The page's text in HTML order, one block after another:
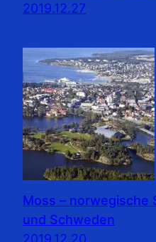
2019.12.27
Moss – norwegische
und Schweden